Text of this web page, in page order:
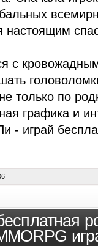
настоящим
с
только по
графика и
- играй